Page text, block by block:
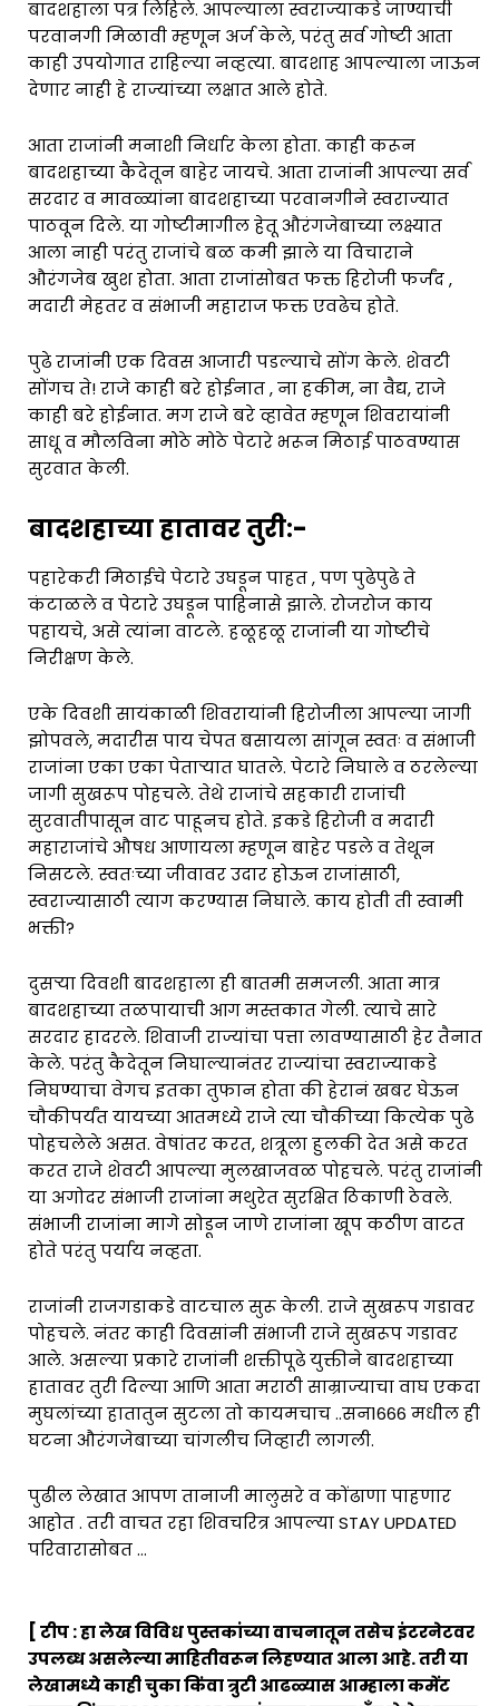
बादशहाला पत्र लिहिले. आपल्याला स्वराज्याकडे जाण्याची
परवानगी मिळावी म्हणून अर्ज केले, परंतु सर्व गोष्टी आता
काही उपयोगात राहिल्या नव्हत्या. बादशाह आपल्याला जाऊन
देणार नाही हे राज्यांच्या लक्षात आले होते.
आता राजांनी मनाशी निर्धार केला होता. काही करून
बादशहाच्या कैदेतून बाहेर जायचे. आता राजांनी आपल्या सर्व
सरदार व मावळ्यांना बादशहाच्या परवानगीने स्वराज्यात
पाठवून दिले. या गोष्टीमागील हेतू औरंगजेबाच्या लक्ष्यात
आला नाही परंतु राजांचे बळ कमी झाले या विचाराने
औरंगजेब खुश होता. आता राजांसोबत फक्त हिरोजी फर्जंद ,
मदारी मेहतर व संभाजी महाराज फक्त एवढेच होते.
पुढे राजांनी एक दिवस आजारी पडल्याचे सोंग केले. शेवटी
सोंगच ते! राजे काही बरे होईनात , ना हकीम, ना वैद्य, राजे
काही बरे होईनात. मग राजे बरे व्हावेत म्हणून शिवरायांनी
साधू व मौलविना मोठे मोठे पेटारे भरून मिठाई पाठवण्यास
सुरवात केली.
बादशहाच्या हातावर तुरी:-
पहारेकरी मिठाईचे पेटारे उघडून पाहत , पण पुढेपुढे ते
कंटाळले व पेटारे उघडून पाहिनासे झाले. रोजरोज काय
पहायचे, असे त्यांना वाटले. हळूहळू राजांनी या गोष्टीचे
निरीक्षण केले.
एके दिवशी सायंकाळी शिवरायांनी हिरोजीला आपल्या जागी
झोपवले, मदारीस पाय चेपत बसायला सांगून स्वतः व संभाजी
राजांना एका एका पेताऱ्यात घातले. पेटारे निघाले व ठरलेल्या
जागी सुखरूप पोहचले. तेथे राजांचे सहकारी राजांची
सुरवातीपासून वाट पाहूनच होते. इकडे हिरोजी व मदारी
महाराजांचे औषध आणायला म्हणून बाहेर पडले व तेथून
निसटले. स्वतःच्या जीवावर उदार होऊन राजांसाठी,
स्वराज्यासाठी त्याग करण्यास निघाले. काय होती ती स्वामी
भक्ती?
दुसऱ्या दिवशी बादशहाला ही बातमी समजली. आता मात्र
बादशहाच्या तळपायाची आग मस्तकात गेली. त्याचे सारे
सरदार हादरले. शिवाजी राज्यांचा पत्ता लावण्यासाठी हेर तैनात
केले. परंतु कैदेतून निघाल्यानंतर राज्यांचा स्वराज्याकडे
निघण्याचा वेगच इतका तुफान होता की हेरानं खबर घेऊन
चौकीपर्यंत यायच्या आतमध्ये राजे त्या चौकीच्या कित्येक पुढे
पोहचलेले असत. वेषांतर करत, शत्रूला हुलकी देत असे करत
करत राजे शेवटी आपल्या मुलखाजवळ पोहचले. परंतु राजांनी
या अगोदर संभाजी राजांना मथुरेत सुरक्षित ठिकाणी ठेवले.
संभाजी राजांना मागे सोडून जाणे राजांना खूप कठीण वाटत
होते परंतु पर्याय नव्हता.
राजांनी राजगडाकडे वाटचाल सुरू केली. राजे सुखरूप गडावर
पोहचले. नंतर काही दिवसांनी संभाजी राजे सुखरूप गडावर
आले. असल्या प्रकारे राजांनी शक्तीपूढे युक्तीने बादशहाच्या
हातावर तुरी दिल्या आणि आता मराठी साम्राज्याचा वाघ एकदा
मुघलांच्या हातातुन सुटला तो कायमचाच ..सन1666 मधील ही
घटना औरंगजेबाच्या चांगलीच जिव्हारी लागली.
पुढील लेखात आपण तानाजी मालुसरे व कोंढाणा पाहणार
आहोत . तरी वाचत रहा शिवचरित्र आपल्या STAY UPDATED
परिवारासोबत …
[ टीप : हा लेख विविध पुस्तकांच्या वाचनातून तसेच इंटरनेटवर
उपलब्ध असलेल्या माहितीवरून लिहण्यात आला आहे. तरी या
लेखामध्ये काही चुका किंवा त्रुटी आढळ्यास आम्हाला कमेंट